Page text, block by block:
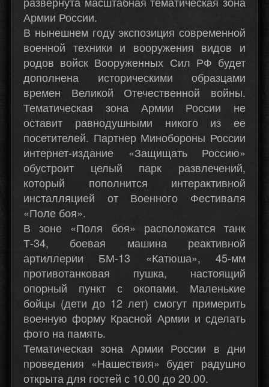
Армии России.
В нынешнем году экспозиция современной
военной техники и вооружения видов и
родов войск Вооруженных Сил РФ будет
дополнена историческими образцами
времен Великой Отечественной войны.
Тематическая зона Армии России не
оставит равнодушными никого из ее
посетителей. Партнер Минобороны России
интернет-издание «Защищать Россию»
обустроит целый парк развлечений,
который пополнится интерактивной
инсталляцией от Военного Фестиваля
«Поле боя».
В зоне «Поля боя» расположатся танк
Т-34, боевая машина реактивной
артиллерии БМ-13 «Катюша», 45-мм
противотанковая пушка, настоящий
опорный пункт с окопами. Маленькие
бойцы (дети до 12 лет) смогут примерить
военную форму Красной Армии и сделать
фото на память.
Тематическая зона Армии России в дни
проведения «Нашествия» будет радушно
открыта для гостей с 10.00 до 20.00.